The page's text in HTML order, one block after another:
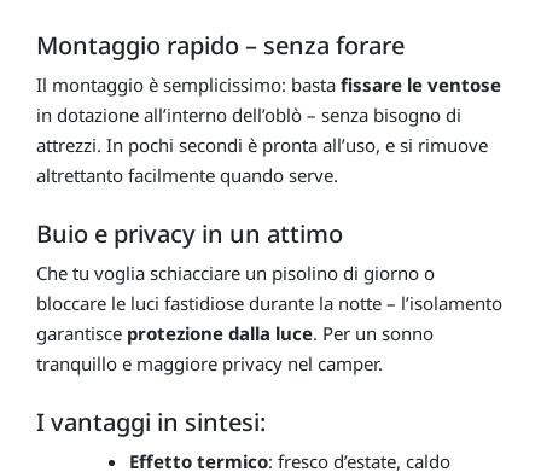
Montaggio rapido – senza forare
Il montaggio è semplicissimo: basta fissare le ventose
in dotazione all’interno dell’oblò – senza bisogno di
attrezzi. In pochi secondi è pronta all’uso, e si rimuove
altrettanto facilmente quando serve.
Buio e privacy in un attimo
Che tu voglia schiacciare un pisolino di giorno o
bloccare le luci fastidiose durante la notte – l’isolamento
garantisce protezione dalla luce. Per un sonno
tranquillo e maggiore privacy nel camper.
I vantaggi in sintesi:
Effetto termico: fresco d’estate, caldo